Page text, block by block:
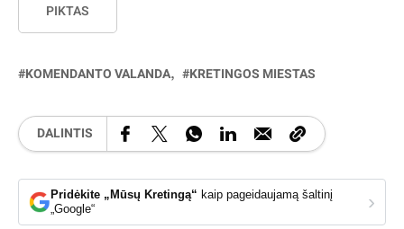
PIKTAS
KOMENDANTO VALANDA KRETINGOS MIESTAS
DALINTIS
Pridėkite „Mūsų Kretingą“ kaip pageidaujamą šaltinį
„Google“
›